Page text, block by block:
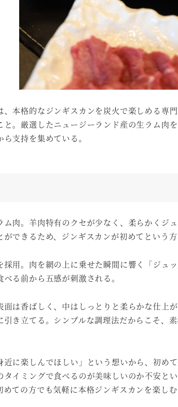
本格的なジンギスカンを炭火で楽しめる専
。厳選したニュージーランド産の生ラム肉
支持を集めている。
肉。羊肉特有のクセが少なく、柔らかくジ
できるため、ジンギスカンが初めてという方
用。肉を網の上に乗せた瞬間に響く「ジュ
る前から五感が刺激される。
は香ばしく、中はしっとりと柔らかな仕上
き立てる。シンプルな調理法だからこそ、
に楽しんでほしい」という想いから、初め
イミングで食べるのが美味しいのか不安と
ての方でも気軽に本格ジンギスカンを楽しむ